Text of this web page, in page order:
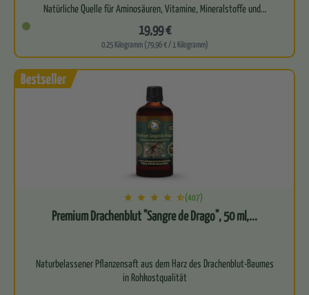
Natürliche Quelle für Aminosäuren, Vitamine, Mineralstoffe und…
19,99 €
0.25 Kilogramm (79,96 € / 1 Kilogramm)
(407)
Premium Drachenblut "Sangre de Drago", 50 ml,...
Naturbelassener Pflanzensaft aus dem Harz des Drachenblut-Baumes
in Rohkostqualität